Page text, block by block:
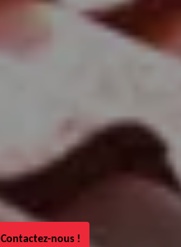
Contactez-nous !